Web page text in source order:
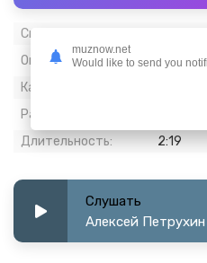
Скачиваний:
Опубликовано:
10
Качество:
Размер:
Длительность:
2:19
Слушать
Алексей
muznow.net
Would like to send you